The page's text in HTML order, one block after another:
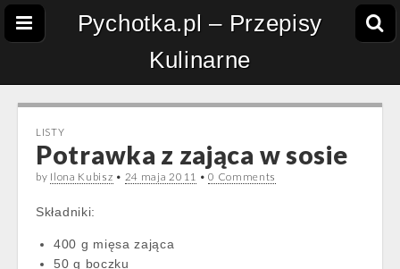
Pychotka.pl – Przepisy
Kulinarne
LISTY
Potrawka z zająca w sosie
by Ilona Kubisz • 24 maja 2011 •0 Comments
Składniki:
400 g mięsa zająca
50 g boczku